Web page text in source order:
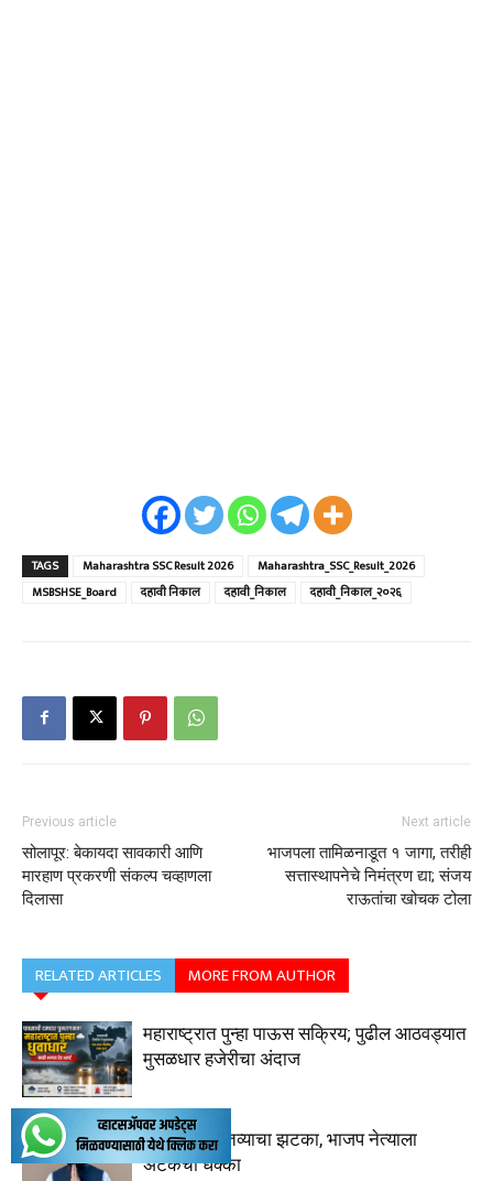
TAGS Maharashtra SSC Result 2026
Maharashtra_SSC_Result_2026
MSBSHSE_Board
दहावी निकाल दहावी_निकाल दहावी_निकाल_२०२६
Previous article
सोलापूर: बेकायदा सावकारी आणि
मारहाण प्रकरणी संकल्प चव्हाणला
दिलासा
Next article
भाजपला तामिळनाडूत १ जागा, तरीही
सत्तास्थापनेचे निमंत्रण द्या; संजय
राऊतांचा खोचक टोला
RELATED ARTICLES MORE FROM AUTHOR
महाराष्ट्रात पुन्हा पाऊस सक्रिय; पुढील आठवड्यात
मुसळधार हजेरीचा अंदाज
वादग्रस्त वक्तव्याचा झटका, भाजप नेत्याला
अटकेचा धक्का